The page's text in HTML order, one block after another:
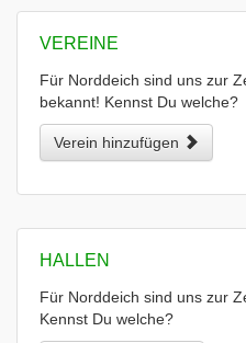
VEREINE
Für Norddeich sind uns zur
bekannt! Kennst Du welche?
Verein hinzufügen
HALLEN
Für Norddeich sind uns zur
Kennst Du welche?